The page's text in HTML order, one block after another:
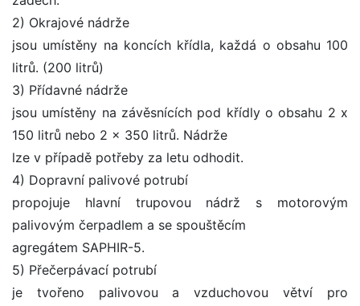
2) Okrajové nádrže
jsou umístěny na koncích křídla, každá o obsahu 100
litrů. (200 litrů)
3) Přídavné nádrže
jsou umístěny na závěsnících pod křídly o obsahu 2 x
150 litrů nebo 2 x 350 litrů. Nádrže
lze v případě potřeby za letu odhodit.
4) Dopravní palivové potrubí
propojuje hlavní trupovou nádrž s motorovým
palivovým čerpadlem a se spouštěcím
agregátem SAPHIR-5.
5) Přečerpávací potrubí
je tvořeno palivovou a vzduchovou větví pro